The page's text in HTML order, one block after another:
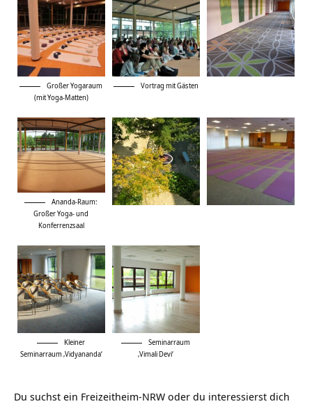
Großer Yogaraum
(mit Yoga-Matten)
Vortrag mit Gästen
Ananda-Raum:
Großer Yoga- und
Konferrenzsaal
Kleiner
Seminarraum ‚Vidyananda‘
Seminarraum
‚Vimali Devi‘
Du suchst ein Freizeitheim-NRW oder du interessierst dich